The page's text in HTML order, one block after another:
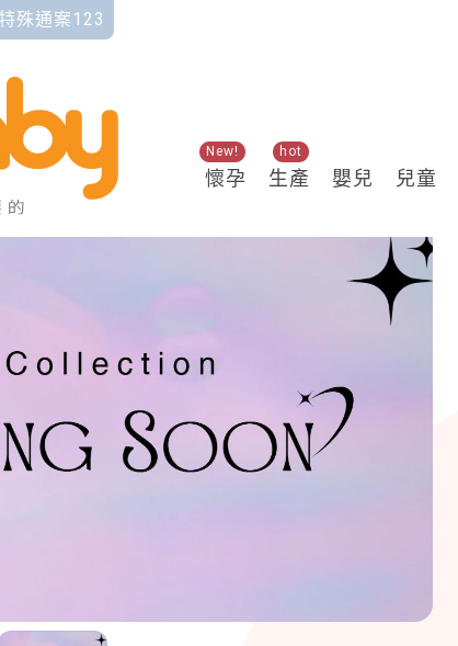
殊通案123
懷孕
New!
生產
hot
嬰兒 兒童
得規則修改